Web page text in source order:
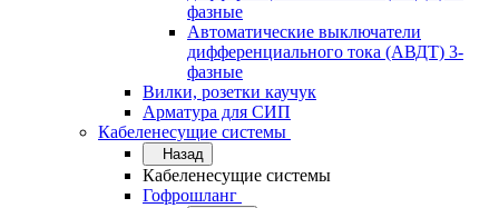
фазные
Автоматические выключатели
дифференциального тока (АВДТ) 3-
фазные
Вилки, розетки каучук
Арматура для СИП
Кабеленесущие системы
Назад
Кабеленесущие системы
Гофрошланг